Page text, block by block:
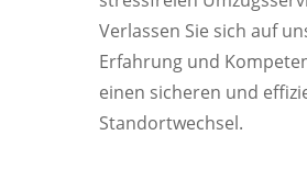
Verlassen Sie sich auf
Erfahrung und
einen sicheren und
Standortwechsel.